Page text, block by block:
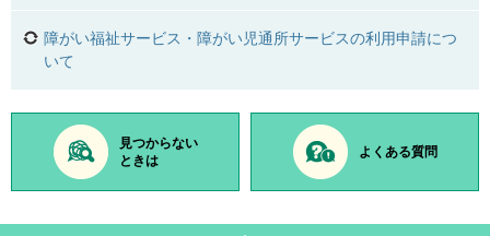
障がい福祉サービス・障がい児通所サービスの利用申請につ
いて
見つからない
ときは
よくある質問